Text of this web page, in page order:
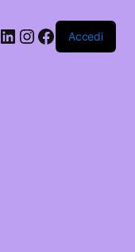
LinkedIn
Instagram
Facebook
Accedi